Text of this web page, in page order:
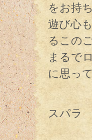
をお持
遊び心
るこの
まるで
に思っ
で、
スパラ